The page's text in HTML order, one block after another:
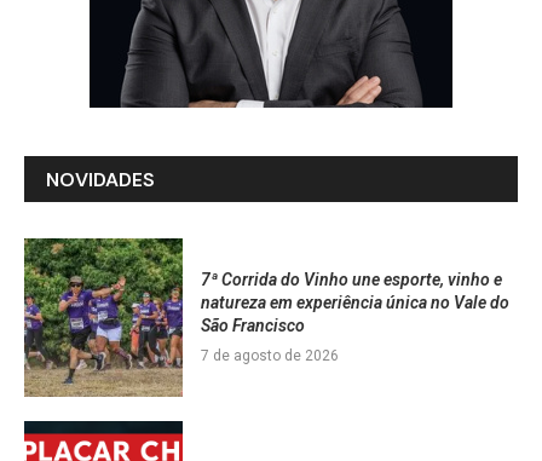
NOVIDADES
7ª Corrida do Vinho une esporte, vinho e
natureza em experiência única no Vale do
São Francisco
7 de agosto de 2026